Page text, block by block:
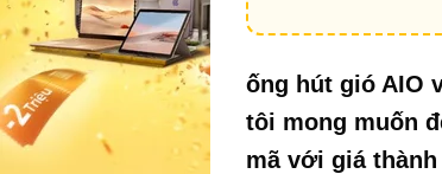
ống hút gió AIO
tôi mong muốn
mã với giá